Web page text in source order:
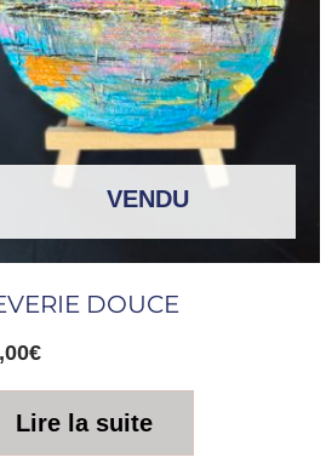
VENDU
DOUCE
€
Lire la suite